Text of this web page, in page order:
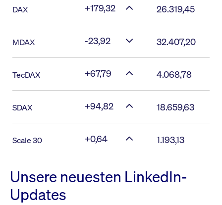
DAX +179,32 26.319,45
MDAX -23,92 32.407,20
TecDAX +67,79 4.068,78
SDAX +94,82 18.659,63
Scale 30 +0,64 1.193,13
Unsere neuesten LinkedIn-
Updates